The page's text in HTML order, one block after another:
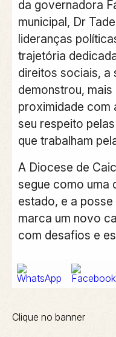
da governadora
municipal, Dr
lideranças
trajetória
direitos sociais, a
demonstrou, mais
proximidade com
seu respeito
que trabalham
A Diocese de
segue como uma
estado, e a
marca um novo
com desafios e
Clique no banner